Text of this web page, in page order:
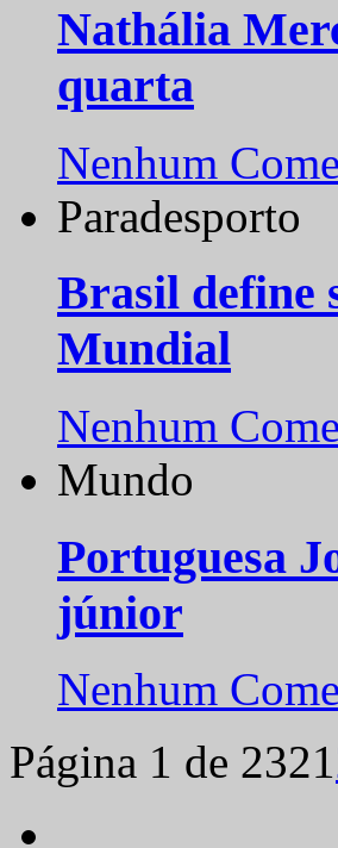
Nathália
quarta
Nenhum
Paradesporto
Brasil define
Mundial
Nenhum
Mundo
Portuguesa
júnior
Nenhum
Página 1 de 2321